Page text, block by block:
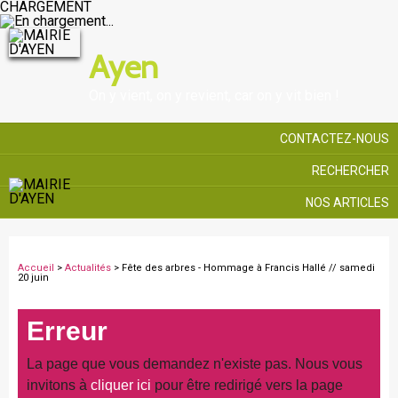
CHARGEMENT
Ayen
CONTACTEZ-NOUS
RECHERCHER
NOS ARTICLES
Accueil > Actualités > Fête des arbres - Hommage à Francis Hallé // samedi
20 juin
Erreur
La page que vous demandez n'existe pas. Nous vous
invitons à cliquer ici pour être redirigé vers la page